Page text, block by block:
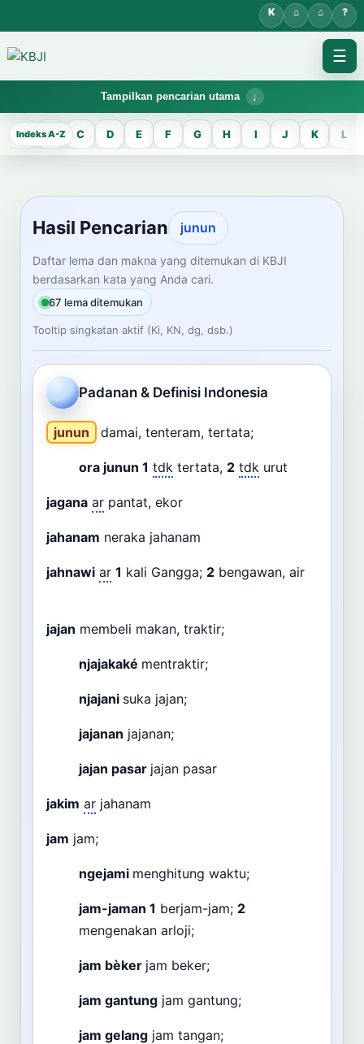
☰
Tampilkan pencarian utama
KBJI WORKSPACE
Hasil Pencarian
Temukan lema Jawa dan maknanya dalam bahasa Indonesia saat
mengelola data Kamus Bahasa Jawa-Indonesia.
CARI LEMA JAWA
Masukkan kata Jawa
Dashboard Pencarian
A B C D E F G H I J K L
Hasil Pencarian junun
Daftar lema dan makna yang ditemukan di KBJI
berdasarkan kata yang Anda cari.
67 lema ditemukan
Tooltip singkatan aktif (Ki, KN, dg, dsb.)
Padanan & Definisi Indonesia
junun damai, tenteram, tertata;
ora junun 1 tdk tertata, 2 tdk urut
jagana ar pantat, ekor
jahanam neraka jahanam
jahnawi ar 1 kali Gangga; 2 bengawan, air
jajan membeli makan, traktir;
njajakaké mentraktir;
njajani suka jajan;
jajanan jajanan;
jajan pasar jajan pasar
jakim ar jahanam
jam jam;
ngejami menghitung waktu;
jam-jaman 1 berjam-jam; 2
mengenakan arloji;
jam bèker jam beker;
jam gantung jam gantung;
jam gelang jam tangan;